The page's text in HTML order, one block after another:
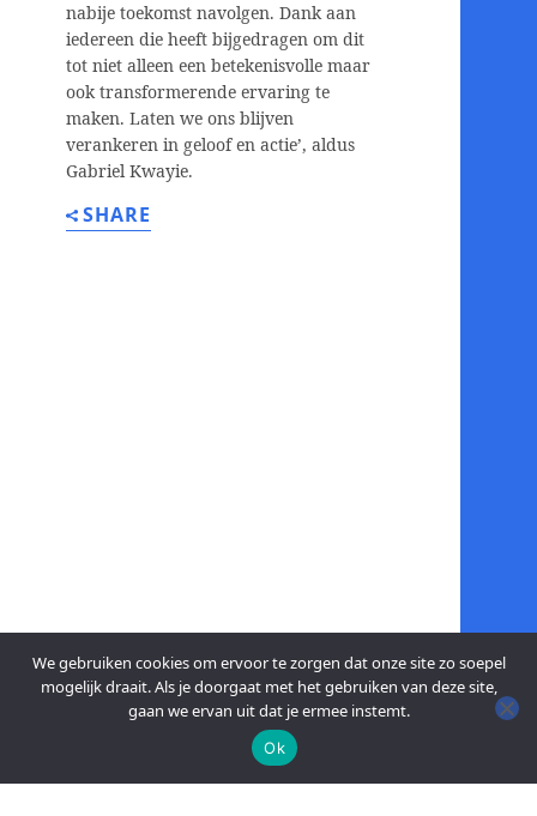
nabije toekomst navolgen. Dank aan
iedereen die heeft bijgedragen om dit
tot niet alleen een betekenisvolle maar
ook transformerende ervaring te
maken. Laten we ons blijven
verankeren in geloof en actie’, aldus
Gabriel Kwayie.
SHARE
We gebruiken cookies om ervoor te zorgen dat onze site zo soepel
mogelijk draait. Als je doorgaat met het gebruiken van deze site,
gaan we ervan uit dat je ermee instemt.
Ok